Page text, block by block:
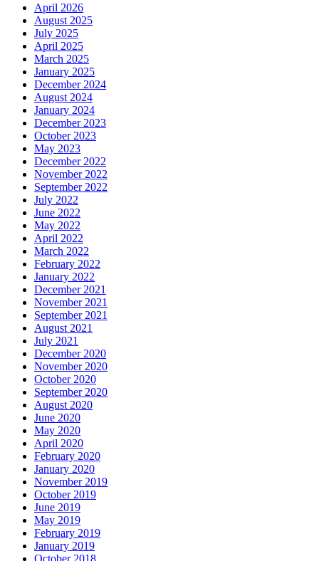
April 2026
August 2025
July 2025
April 2025
March 2025
January 2025
December 2024
August 2024
January 2024
December 2023
October 2023
May 2023
December 2022
November 2022
September 2022
July 2022
June 2022
May 2022
April 2022
March 2022
February 2022
January 2022
December 2021
November 2021
September 2021
August 2021
July 2021
December 2020
November 2020
October 2020
September 2020
August 2020
June 2020
May 2020
April 2020
February 2020
January 2020
November 2019
October 2019
June 2019
May 2019
February 2019
January 2019
October 2018